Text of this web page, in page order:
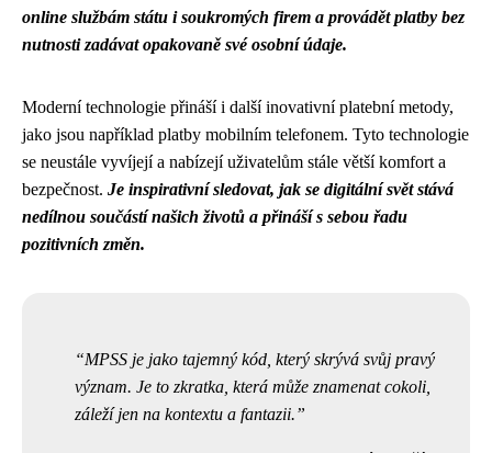
online službám státu i soukromých firem a provádět platby bez
nutnosti zadávat opakovaně své osobní údaje.
Moderní technologie přináší i další inovativní platební metody,
jako jsou například platby mobilním telefonem. Tyto technologie
se neustále vyvíjejí a nabízejí uživatelům stále větší komfort a
bezpečnost. Je inspirativní sledovat, jak se digitální svět stává
nedílnou součástí našich životů a přináší s sebou řadu
pozitivních změn.
MPSS je jako tajemný kód, který skrývá svůj pravý
význam. Je to zkratka, která může znamenat cokoli,
záleží jen na kontextu a fantazii.